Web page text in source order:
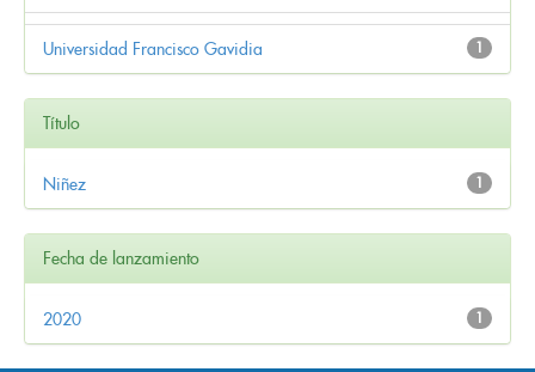
1
Universidad Francisco Gavidia
Título
1
Niñez
Fecha de lanzamiento
1
2020